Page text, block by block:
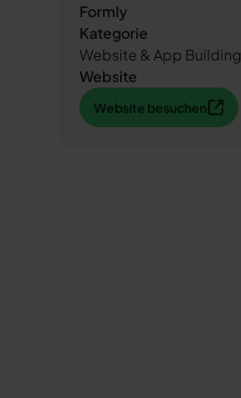
Formly
Kategorie
Website & App Building
Website
Website besuchen
Website besuchen